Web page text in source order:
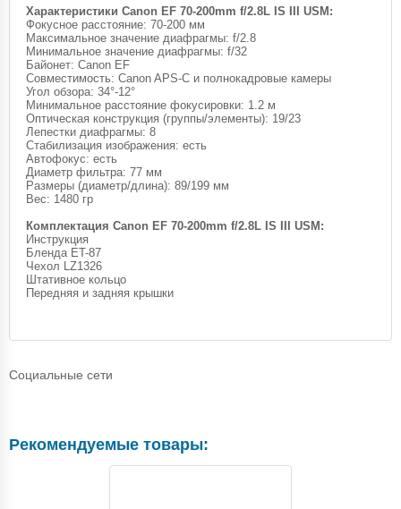
Характеристики Canon EF 70-200mm f/2.8L IS III USM:
Фокусное расстояние: 70-200 мм
Максимальное значение диафрагмы: f/2.8
Минимальное значение диафрагмы: f/32
Байонет: Canon EF
Совместимость: Canon APS-C и полнокадровые камеры
Угол обзора: 34°-12°
Минимальное расстояние фокусировки: 1.2 м
Оптическая конструкция (группы/элементы): 19/23
Лепестки диафрагмы: 8
Стабилизация изображения: есть
Автофокус: есть
Диаметр фильтра: 77 мм
Размеры (диаметр/длина): 89/199 мм
Вес: 1480 гр
Комплектация Canon EF 70-200mm f/2.8L IS III USM:
Инструкция
Бленда ET-87
Чехол LZ1326
Штативное кольцо
Передняя и задняя крышки
Социальные сети
Рекомендуемые товары: